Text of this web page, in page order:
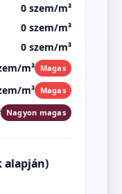
0 szem/m³
0 szem/m³
0 szem/m³
m³ Magas
m³ Magas
Nagyon magas
alapján)